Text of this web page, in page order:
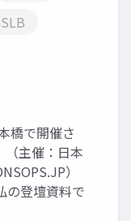
橋で開催さ
主催：日本
）
の登壇資料で